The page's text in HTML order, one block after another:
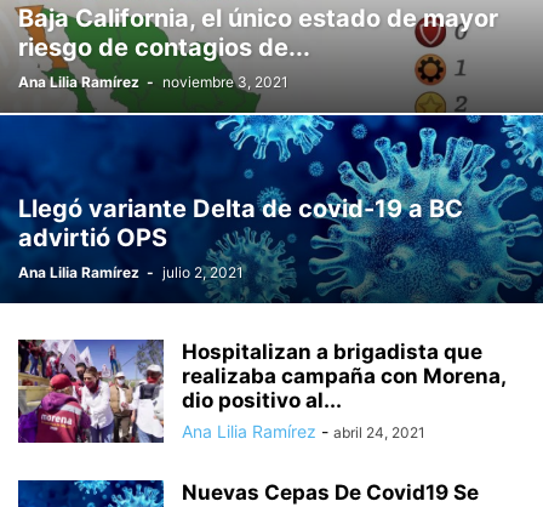
JUEGOS OLÍMPICOS PARÍS 2024 JUEGOS OLIMPICOS PARÍS 2024
JUSTICIA LIBERTAD DE EXPRESION MEXICALI
MÉXICO MIGRACIÓN MUJERES QUE INSPIRAN NACIONAL
NUEVA YORK OBRAS ORGANISMOS EMPRESARIALES PARÍS
PLAYAS DE ROSARITO PODER JUDICIAL BAJA CALIFORNIA
PROTECCIÓN CIVIL PROTESTAS
QUÉ HACER QUERÉTARO RECIENTE ROSARITO SALUD
SAN DIEGO SAN FELIPE SAN LUIS RIO COLORADO SAN QUINTIN
SAN YSIDRO SE BUSCA SEGURIDAD PÚBLICA TECATE
TECNOLOGÍA TIJUANA TURISMO
Baja California, el único estado de mayor
riesgo de contagios de...
Ana Lilia Ramírez - noviembre 3, 2021
Llegó variante Delta de covid-19 a BC
advirtió OPS
Ana Lilia Ramírez - julio 2, 2021
Hospitalizan a brigadista que
realizaba campaña con Morena,
dio positivo al...
Ana Lilia Ramírez - abril 24, 2021
Nuevas Cepas De Covid19 Se